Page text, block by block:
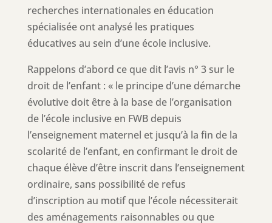
recherches internationales en éducation
spécialisée ont analysé les pratiques
éducatives au sein d’une école inclusive.
Rappelons d’abord ce que dit l’avis n° 3 sur le
droit de l’enfant : « le principe d’une démarche
évolutive doit être à la base de l’organisation
de l’école inclusive en FWB depuis
l’enseignement maternel et jusqu’à la fin de la
scolarité de l’enfant, en confirmant le droit de
chaque élève d’être inscrit dans l’enseignement
ordinaire, sans possibilité de refus
d’inscription au motif que l’école nécessiterait
des aménagements raisonnables ou que